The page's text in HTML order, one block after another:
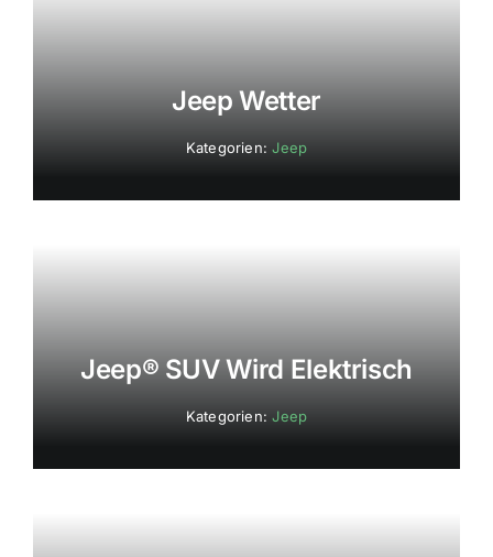
Jeep Wetter
Kategorien:Jeep
Jeep® SUV Wird Elektrisch
Kategorien:Jeep